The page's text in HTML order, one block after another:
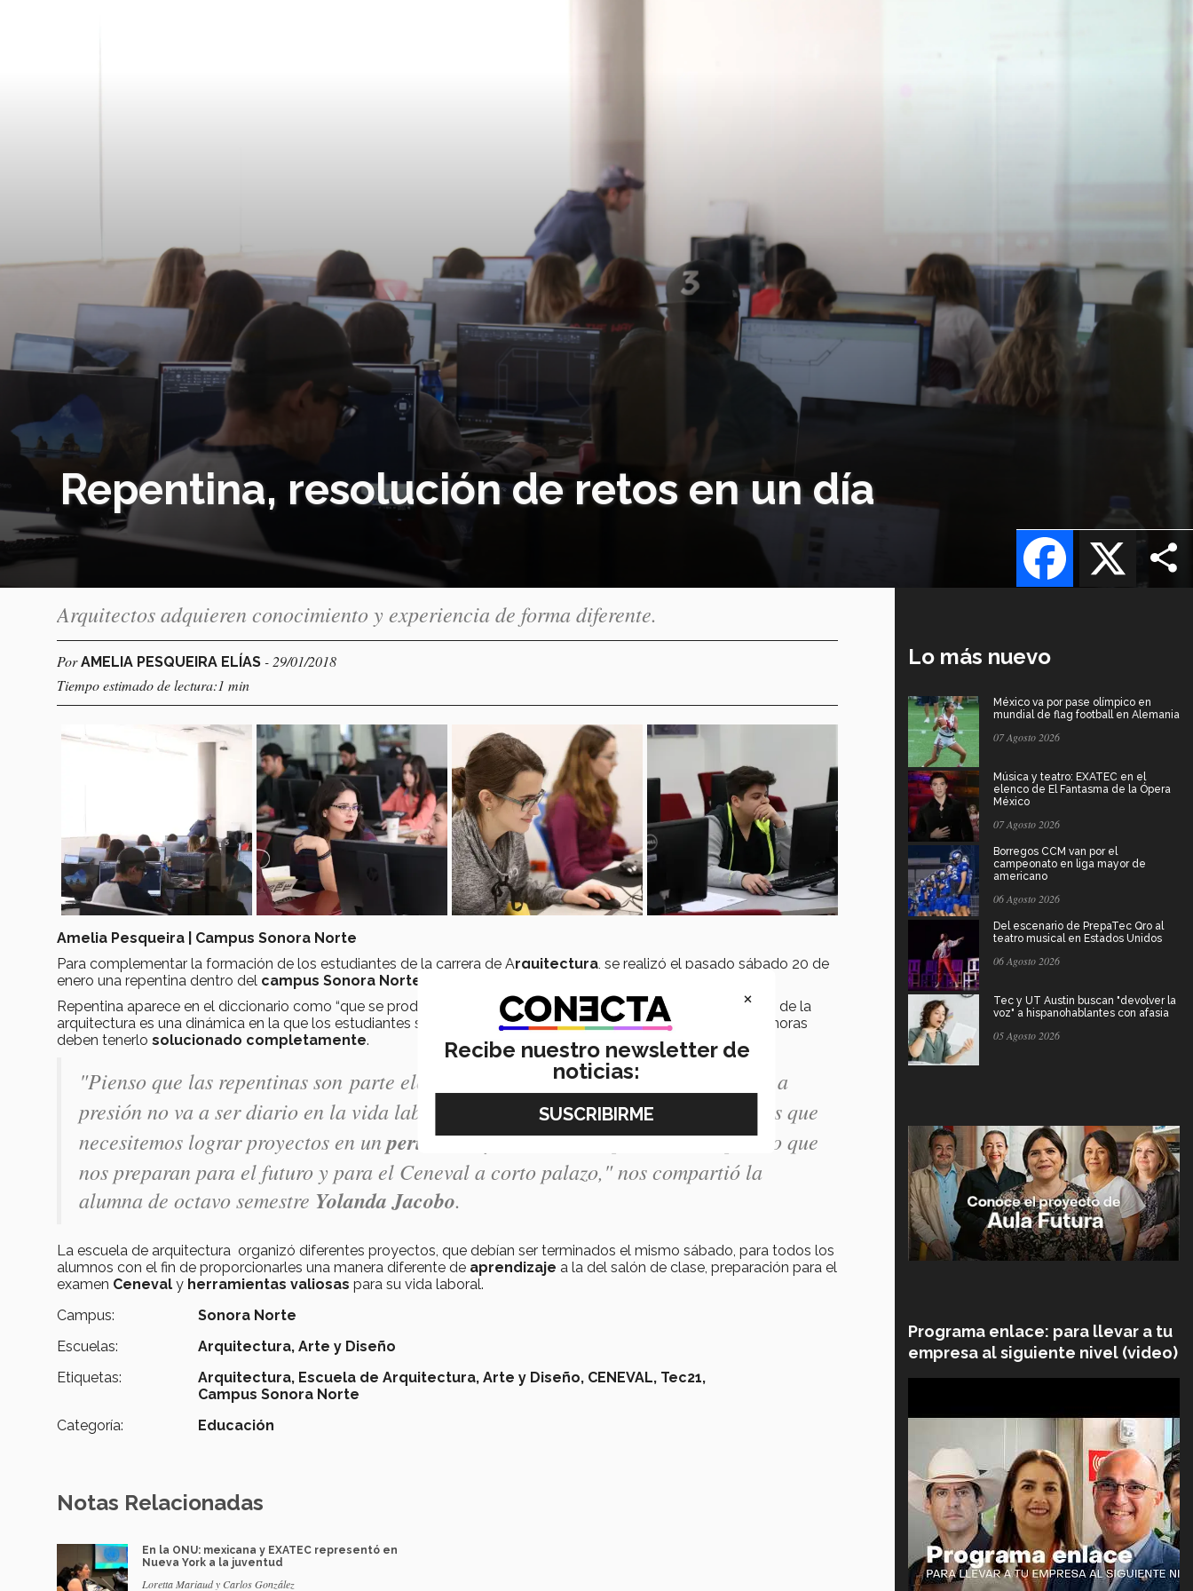
Repentina, resolución de retos en un día
X
Facebook
Arquitectos adquieren conocimiento y experiencia de forma diferente.
PorAMELIA PESQUEIRA ELÍAS - 29/01/2018
Tiempo estimado de lectura:1 min
Amelia Pesqueira | Campus Sonora Norte
Para complementar la formación de los estudiantes de la carrera de Arquitectura, se realizó el pasado sábado 20 de
enero una repentina dentro del campus Sonora Norte
Repentina aparece en el diccionario como “que se produce
de repente,de forma imprevista
”, en el mundo de la
arquitectura es una dinámica en la que los estudiantes se presentansin conocerde un proyecto y en pocas horas
deben tenerlo solucionado completamente.
"Pienso que las repentinas son parte elemental de nuestraformación
; el trabajo a
presión no va a ser diario en la vida laboral, se van a presentarsituaciones
en las que
necesitemos lograr proyectos en un periodomuy corto de tiempo, entonces pienso que
nos preparan para el futuro y para el Ceneval a corto palazo," nos compartió la
alumna de octavo semestre Yolanda Jacobo.
La escuela de arquitectura organizó diferentes proyectos, que debían ser terminados el mismo sábado, para todos los
alumnos con el fin de proporcionarles una manera diferente de aprendizaje a la del salón de clase, preparación para el
examen Ceneval y herramientas valiosas para su vida laboral.
Campus:
Sonora Norte
Escuelas:
Arquitectura, Arte y Diseño
Etiquetas:
Arquitectura, Escuela de Arquitectura, Arte y Diseño, CENEVAL, Tec21,
Campus Sonora Norte
Categoría:
Educación
Notas Relacionadas
En la ONU: mexicana y EXATEC representó en
Nueva York a la juventud
Loretta Mariaud y Carlos González
Lo más nuevo
México va por pase olímpico en
mundial de flag football en Alemania
07 Agosto 2026
Música y teatro: EXATEC en el
elenco de El Fantasma de la Ópera
México
07 Agosto 2026
Borregos CCM van por el
campeonato en liga mayor de
americano
06 Agosto 2026
Del escenario de PrepaTec Qro al
teatro musical en Estados Unidos
06 Agosto 2026
Tec y UT Austin buscan "devolver la
voz" a hispanohablantes con afasia
05 Agosto 2026
Programa enlace: para llevar a tu
empresa al siguiente nivel (video)
×
Recibe nuestro newsletter de
noticias: